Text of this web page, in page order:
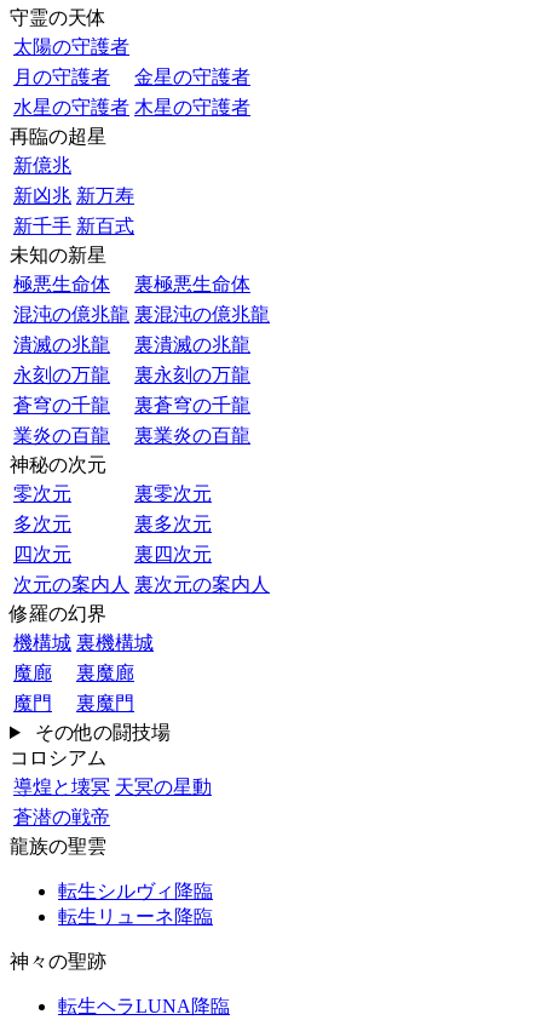
守霊の天体
太陽の守護者
月の守護者
金星の守護者
水星の守護者 木星の守護者
再臨の超星
新億兆
新凶兆 新万寿
新千手 新百式
未知の新星
極悪生命体
裏極悪生命体
混沌の億兆龍 裏混沌の億兆龍
潰滅の兆龍
裏潰滅の兆龍
永刻の万龍
裏永刻の万龍
蒼穹の千龍
裏蒼穹の千龍
業炎の百龍
裏業炎の百龍
神秘の次元
零次元
裏零次元
多次元
裏多次元
四次元
裏四次元
次元の案内人 裏次元の案内人
修羅の幻界
機構城 裏機構城
魔廊
裏魔廊
魔門
裏魔門
その他の闘技場
コロシアム
導煌と壊冥 天冥の星動
蒼潜の戦帝
龍族の聖雲
転生シルヴィ降臨
転生リューネ降臨
神々の聖跡
転生ヘラLUNA降臨